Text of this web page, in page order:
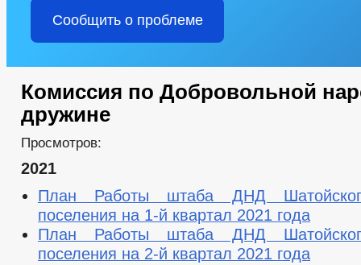
Сообщить о проблеме
Комиссия по Добровольной
дружине
Просмотров:
2021
План Работы штаба ДНД
поселения на 1-й квартал 2021 года
План Работы штаба ДНД
поселения на 2-й квартал 2021 года